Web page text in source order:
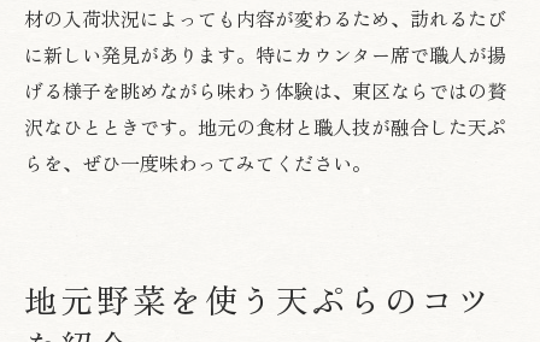
材の入荷状況によっても内容が変わるため、訪れるたび
に新しい発見があります。特にカウンター席で職人が揚
げる様子を眺めながら味わう体験は、東区ならではの贅
沢なひとときです。地元の食材と職人技が融合した天ぷ
らを、ぜひ一度味わってみてください。
地元野菜を使う天ぷらのコツ